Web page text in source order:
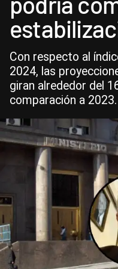
Con respecto al
2024, las
giran alrededor del
comparación a 2023.